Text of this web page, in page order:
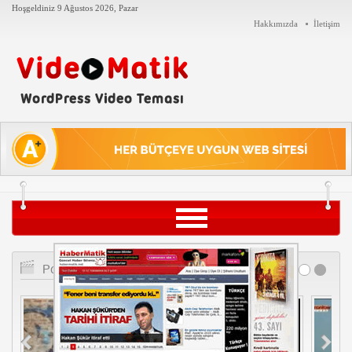
Hoşgeldiniz 9 Ağustos 2026, Pazar
Hakkımızda
İletişim
Siyaset
Teknoloji
Tarih
Popüler Videolar